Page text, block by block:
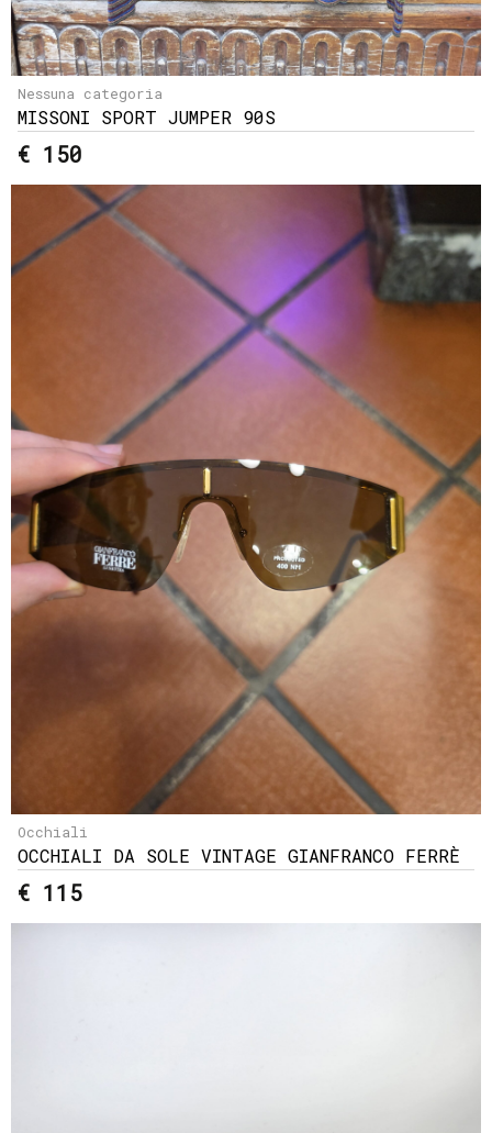
Nessuna categoria
MISSONI SPORT JUMPER 90S
€ 150
Occhiali
OCCHIALI DA SOLE VINTAGE GIANFRANCO FERRÈ
€ 115